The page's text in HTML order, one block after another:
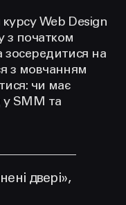
Web Design
з початком
зосередитися на
з мовчанням
чи має
у SMM та
двері»,